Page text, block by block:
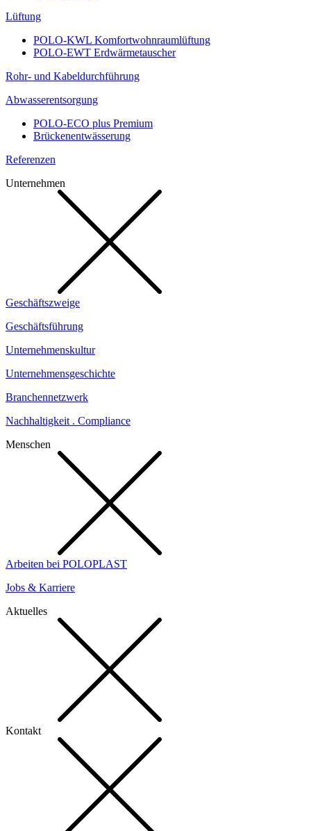
Lüftung
POLO-KWL Komfortwohnraumlüftung
POLO-EWT Erdwärmetauscher
Rohr- und Kabeldurchführung
Abwasserentsorgung
POLO-ECO plus Premium
Brückenentwässerung
Referenzen
Unternehmen
Geschäftszweige
Geschäftsführung
Unternehmenskultur
Unternehmensgeschichte
Branchennetzwerk
Nachhaltigkeit . Compliance
Menschen
Arbeiten bei POLOPLAST
Jobs & Karriere
Aktuelles
Kontakt